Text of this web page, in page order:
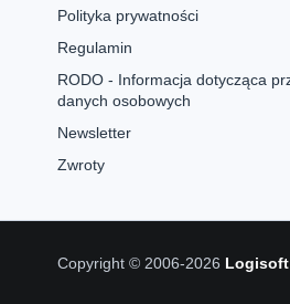
Polityka prywatności
Regulamin
RODO - Informacja dotycząca
danych osobowych
Newsletter
Zwroty
Copyright © 2006-2026 Logisoft